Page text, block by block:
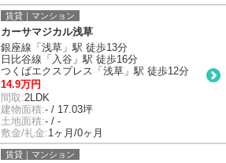
賃貸｜マンション
カーサマジカル浅草
銀座線「浅草」駅 徒歩13分
日比谷線「入谷」駅 徒歩16分
つくばエクスプレス「浅草」駅 徒歩12分
14.9万円
間取:2LDK
建物面積:- / 17.03坪
土地面積:- / -
敷金/礼金:1ヶ月/0ヶ月
賃貸｜マンション